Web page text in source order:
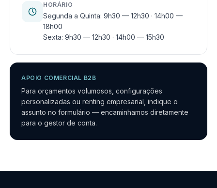
HORÁRIO
Segunda a Quinta: 9h30 — 12h30 · 14h00 —
18h00
Sexta: 9h30 — 12h30 · 14h00 — 15h30
APOIO COMERCIAL B2B
Para orçamentos volumosos, configurações
personalizadas ou renting empresarial, indique o
assunto no formulário — encaminhamos diretamente
para o gestor de conta.